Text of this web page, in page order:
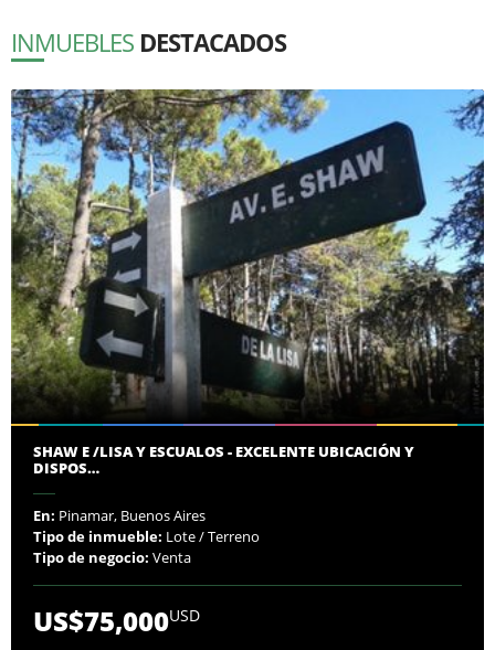
INMUEBLES DESTACADOS
SHAW E /LISA Y ESCUALOS - EXCELENTE UBICACIÓN Y
DISPOS…
En: Pinamar, Buenos Aires
Tipo de inmueble: Lote / Terreno
Tipo de negocio: Venta
US$75,000USD